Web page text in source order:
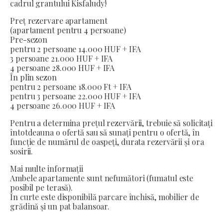
cadrul grantului Kisfaludy!
Preț rezervare apartament
(apartament pentru 4 persoane)
Pre-sezon
pentru 2 persoane 14.000 HUF + IFA
3 persoane 21.000 HUF + IFA
4 persoane 28.000 HUF + IFA
În plin sezon
pentru 2 persoane 18.000 Ft + IFA
pentru 3 persoane 22.000 HUF + IFA
4 persoane 26.000 HUF + IFA
Pentru a determina prețul rezervării, trebuie să solicitați
întotdeauna o ofertă sau să sunați pentru o ofertă, în
funcție de numărul de oaspeți, durata rezervării și ora
sosirii.
Mai multe informații
Ambele apartamente sunt nefumători (fumatul este
posibil pe terasă).
În curte este disponibilă parcare închisă, mobilier de
grădină și un pat balansoar.